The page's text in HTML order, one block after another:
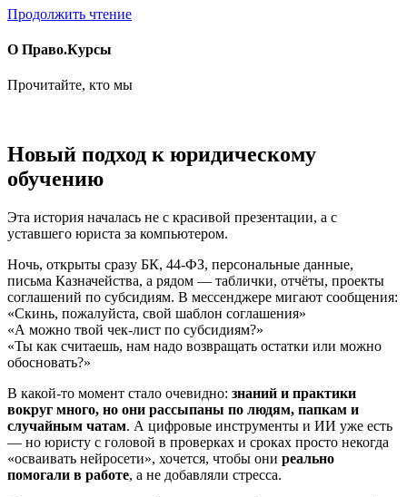
Продолжить чтение
О Право.Курсы
Прочитайте, кто мы
Новый подход к юридическому
обучению
Эта история началась не с красивой презентации, а с
уставшего юриста за компьютером.
Ночь, открыты сразу БК, 44-ФЗ, персональные данные,
письма Казначейства, а рядом — таблички, отчёты, проекты
соглашений по субсидиям. В мессенджере мигают сообщения:
«Скинь, пожалуйста, свой шаблон соглашения»
«А можно твой чек-лист по субсидиям?»
«Ты как считаешь, нам надо возвращать остатки или можно
обосновать?»
В какой-то момент стало очевидно: знаний и практики
вокруг много, но они рассыпаны по людям, папкам и
случайным чатам. А цифровые инструменты и ИИ уже есть
— но юристу с головой в проверках и сроках просто некогда
«осваивать нейросети», хочется, чтобы они реально
помогали в работе, а не добавляли стресса.